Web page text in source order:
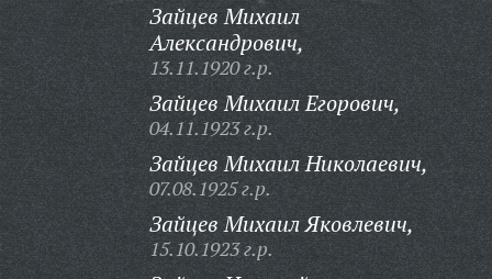
Зайцев Михаил
Александрович,
13.11.1920 г.р.
Зайцев Михаил Егорович,
04.11.1923 г.р.
Зайцев Михаил Николаевич,
07.08.1925 г.р.
Зайцев Михаил Яковлевич,
15.10.1923 г.р.